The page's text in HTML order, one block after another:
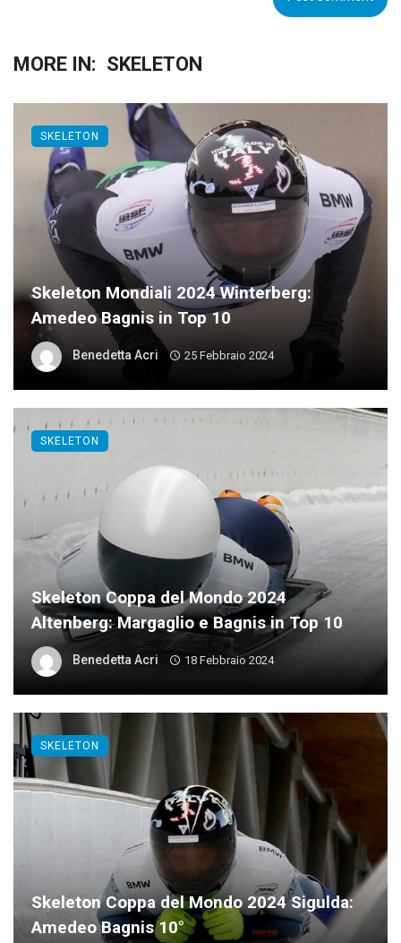
MORE IN: SKELETON
Skeleton Mondiali 2024 Winterberg:
Amedeo Bagnis in Top 10
Benedetta Acri 25 Febbraio 2024
SKELETON
Skeleton Coppa del Mondo 2024
Altenberg: Margaglio e Bagnis in Top 10
Benedetta Acri 18 Febbraio 2024
SKELETON
Skeleton Coppa del Mondo 2024 Sigulda:
Amedeo Bagnis 10°
SKELETON